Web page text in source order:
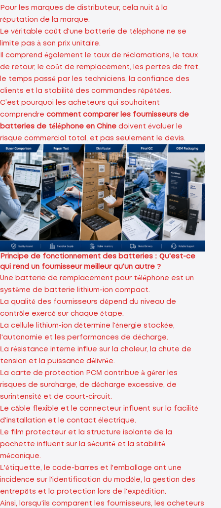
Pour les marques de distributeur, cela nuit à la
réputation de la marque.
Le véritable coût d'une batterie de téléphone ne se
limite pas à son prix unitaire.
Il comprend également le taux de réclamations, le taux
de retour, le coût de remplacement, les pertes de fret,
le temps passé par les techniciens, la confiance des
clients et la stabilité des commandes répétées.
C’est pourquoi les acheteurs qui souhaitent
comprendre comment comparer les fournisseurs de
batteries de téléphone en Chine doivent évaluer le
risque commercial total, et pas seulement le devis.
Principe de fonctionnement des batteries : Qu'est-ce
qui rend un fournisseur meilleur qu'un autre ?
Une batterie de remplacement pour téléphone est un
système de batterie lithium-ion compact.
La qualité des fournisseurs dépend du niveau de
contrôle exercé sur chaque étape.
La cellule lithium-ion détermine l'énergie stockée,
l'autonomie et les performances de décharge.
La résistance interne influe sur la chaleur, la chute de
tension et la puissance délivrée.
La carte de protection PCM contribue à gérer les
risques de surcharge, de décharge excessive, de
surintensité et de court-circuit.
Le câble flexible et le connecteur influent sur la facilité
d'installation et le contact électrique.
Le film protecteur et la structure isolante de la
pochette influent sur la sécurité et la stabilité
mécanique.
L'étiquette, le code-barres et l'emballage ont une
incidence sur l'identification du modèle, la gestion des
entrepôts et la protection lors de l'expédition.
Ainsi, lorsqu'ils comparent les fournisseurs, les acheteurs